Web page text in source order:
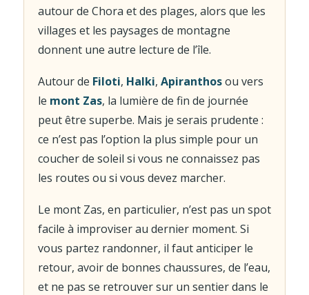
autour de Chora et des plages, alors que les
villages et les paysages de montagne
donnent une autre lecture de l’île.
Autour de Filoti, Halki, Apiranthosou vers
le mont Zas, la lumière de fin de journée
peut être superbe. Mais je serais prudente :
ce n’est pas l’option la plus simple pour un
coucher de soleil si vous ne connaissez pas
les routes ou si vous devez marcher.
Le mont Zas, en particulier, n’est pas un spot
facile à improviser au dernier moment. Si
vous partez randonner, il faut anticiper le
retour, avoir de bonnes chaussures, de l’eau,
et ne pas se retrouver sur un sentier dans le